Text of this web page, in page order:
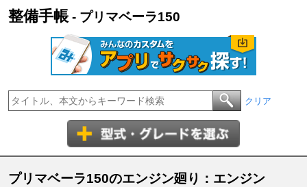
整備手帳 - プリマベーラ150
クリア
プリマベーラ150のエンジン廻り：エンジン